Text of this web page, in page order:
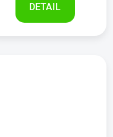
DETAIL